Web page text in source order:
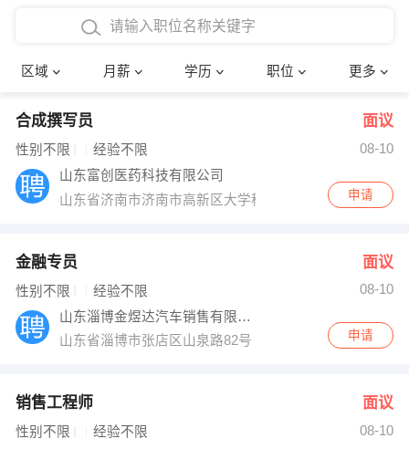
区域 月薪 学历 职位 更多
4000-5000元
8000-12000元
12000-20000元
博士
文员
财务会计
网络IT
快递员
收银员 技术员/工程师
出纳
确定
合成撰写员 面议
性别不限 经验不限
08-10
山东富创医药科技有限公司
山东省济南市济南市高新区大学科技园
申请
金融专员 面议
性别不限 经验不限
08-10
山东淄博金煜达汽车销售有限公司
山东省淄博市张店区山泉路82号
申请
销售工程师 面议
性别不限 经验不限
08-10